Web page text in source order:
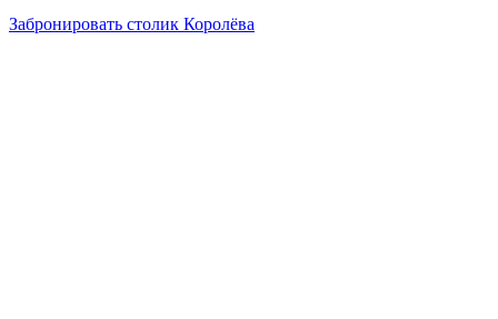
Забронировать столик Королёва